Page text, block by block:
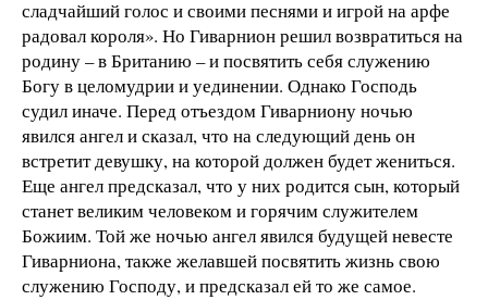
сладчайший голос и своими песнями и игрой на арфе
радовал короля». Но Гиварнион решил возвратиться на
родину – в Британию – и посвятить себя служению
Богу в целомудрии и уединении. Однако Господь
судил иначе. Перед отъездом Гиварниону ночью
явился ангел и сказал, что на следующий день он
встретит девушку, на которой должен будет жениться.
Еще ангел предсказал, что у них родится сын, который
станет великим человеком и горячим служителем
Божиим. Той же ночью ангел явился будущей невесте
Гиварниона, также желавшей посвятить жизнь свою
служению Господу, и предсказал ей то же самое.